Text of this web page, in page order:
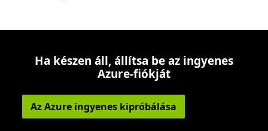
Ha készen áll, állítsa be az ingyenes
Azure-fiókját
Az Azure ingyenes kipróbálása